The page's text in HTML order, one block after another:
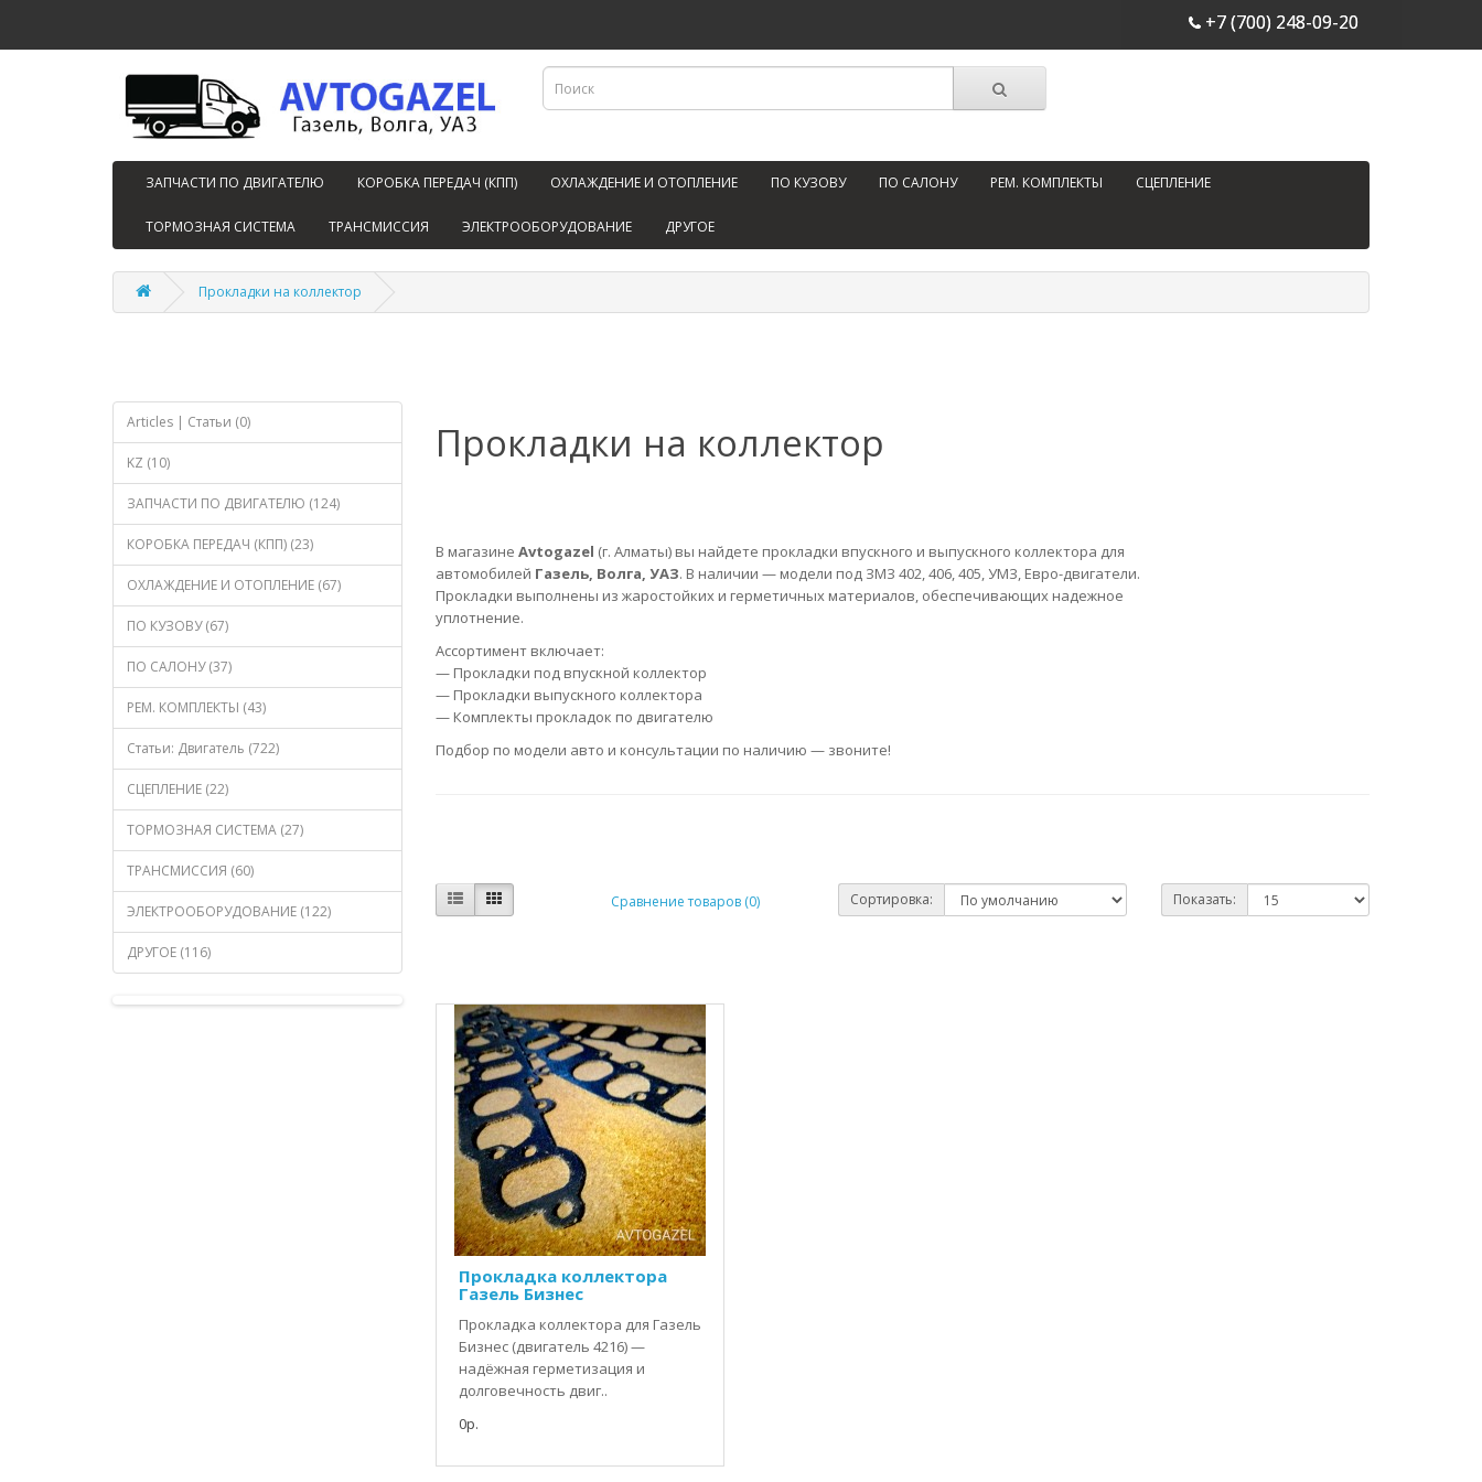
+7 (700) 248-09-20
ЗАПЧАСТИ ПО ДВИГАТЕЛЮ КОРОБКА ПЕРЕДАЧ (КПП) ОХЛАЖДЕНИЕ И ОТОПЛЕНИЕ ПО КУЗОВУ ПО САЛОНУ РЕМ. КОМПЛЕКТЫ СЦЕПЛЕНИЕ
ТОРМОЗНАЯ СИСТЕМА ТРАНСМИССИЯ ЭЛЕКТРООБОРУДОВАНИЕ ДРУГОЕ
Прокладки на коллектор
Articles | Статьи (0)
KZ (10)
ЗАПЧАСТИ ПО ДВИГАТЕЛЮ (124)
КОРОБКА ПЕРЕДАЧ (КПП) (23)
ОХЛАЖДЕНИЕ И ОТОПЛЕНИЕ (67)
ПО КУЗОВУ (67)
ПО САЛОНУ (37)
РЕМ. КОМПЛЕКТЫ (43)
Статьи: Двигатель (722)
СЦЕПЛЕНИЕ (22)
ТОРМОЗНАЯ СИСТЕМА (27)
ТРАНСМИССИЯ (60)
ЭЛЕКТРООБОРУДОВАНИЕ (122)
ДРУГОЕ (116)
Прокладки на коллектор
В магазине Avtogazel (г. Алматы) вы найдете прокладки впускного и выпускного коллектора для
автомобилей Газель, Волга, УАЗ. В наличии — модели под ЗМЗ 402, 406, 405, УМЗ, Евро-двигатели.
Прокладки выполнены из жаростойких и герметичных материалов, обеспечивающих надежное
уплотнение.
Ассортимент включает:
— Прокладки под впускной коллектор
— Прокладки выпускного коллектора
— Комплекты прокладок по двигателю
Подбор по модели авто и консультации по наличию — звоните!
Сравнение товаров (0) Сортировка: Показать:
Прокладка коллектора
Газель Бизнес
Прокладка коллектора для Газель
Бизнес (двигатель 4216) —
надёжная герметизация и
долговечность двиг..
0р.